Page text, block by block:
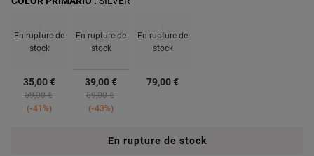
En rupture de
stock
35,00 €
Price reduced from
59,00 €to
-41%
En rupture de
stock
sélectionné
39,00 €
Price reduced from
69,00 €to
-43%
En rupture de
stock
79,00 €
En rupture de stock